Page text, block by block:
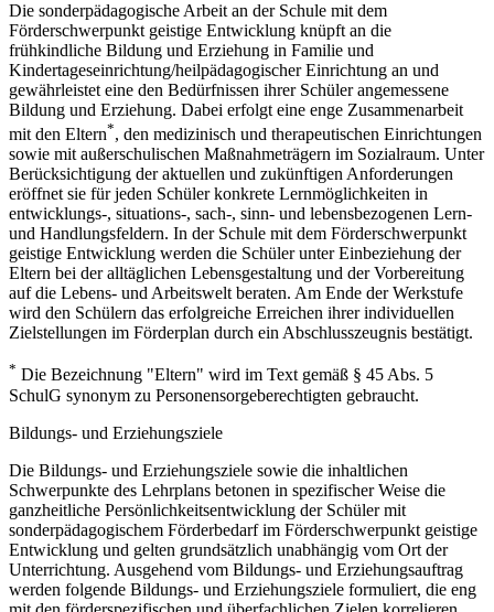
Die sonderpädagogische Arbeit an der Schule mit dem
Förderschwerpunkt geistige Entwicklung knüpft an die
frühkindliche Bildung und Erziehung in Familie und
Kindertageseinrichtung/heilpädagogischer Einrichtung an und
gewährleistet eine den Bedürfnissen ihrer Schüler angemessene
Bildung und Erziehung. Dabei erfolgt eine enge Zusammenarbeit
mit den Eltern*, den medizinisch und therapeutischen Einrichtungen
sowie mit außerschulischen Maßnahmeträgern im Sozialraum. Unter
Berücksichtigung der aktuellen und zukünftigen Anforderungen
eröffnet sie für jeden Schüler konkrete Lernmöglichkeiten in
entwicklungs-, situations-, sach-, sinn- und lebensbezogenen Lern-
und Handlungsfeldern. In der Schule mit dem Förderschwerpunkt
geistige Entwicklung werden die Schüler unter Einbeziehung der
Eltern bei der alltäglichen Lebensgestaltung und der Vorbereitung
auf die Lebens- und Arbeitswelt beraten. Am Ende der Werkstufe
wird den Schülern das erfolgreiche Erreichen ihrer individuellen
Zielstellungen im Förderplan durch ein Abschlusszeugnis bestätigt.
* Die Bezeichnung "Eltern" wird im Text gemäß § 45 Abs. 5
SchulG synonym zu Personensorgeberechtigten gebraucht.
Bildungs- und Erziehungsziele
Die Bildungs- und Erziehungsziele sowie die inhaltlichen
Schwerpunkte des Lehrplans betonen in spezifischer Weise die
ganzheitliche Persönlichkeitsentwicklung der Schüler mit
sonderpädagogischem Förderbedarf im Förderschwerpunkt geistige
Entwicklung und gelten grundsätzlich unabhängig vom Ort der
Unterrichtung. Ausgehend vom Bildungs- und Erziehungsauftrag
werden folgende Bildungs- und Erziehungsziele formuliert, die eng